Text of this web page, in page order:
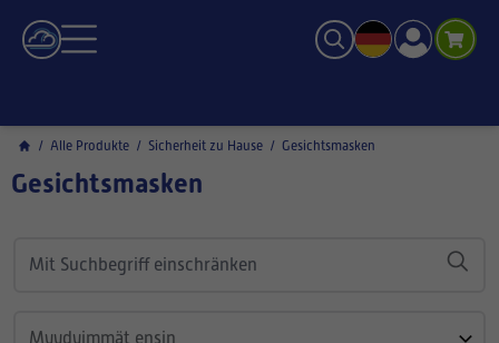
/ Alle Produkte / Sicherheit zu Hause / Gesichtsmasken
Gesichtsmasken